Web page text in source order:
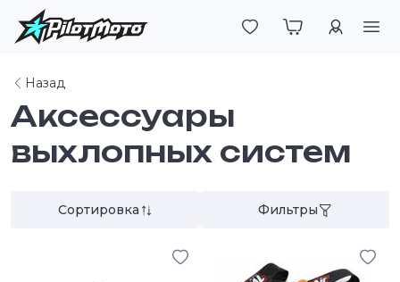
Войти
Назад
Аксессуары
выхлопных систем
Сортировка Фильтры